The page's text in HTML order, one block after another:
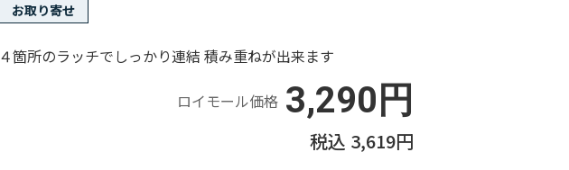
お取り寄せ
４箇所のラッチでしっかり連結 積み重ねが出来ます
ロイモール価格 3,290円
3,619円